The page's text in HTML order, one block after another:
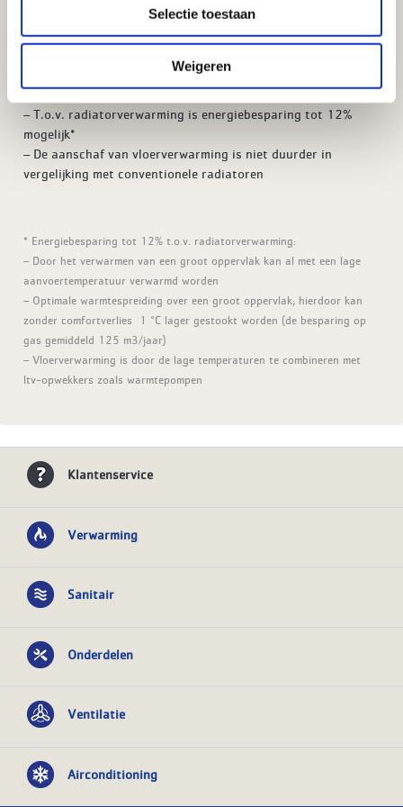
Selectie toestaan
Weigeren
vloeroppervlakte kan benut worden
– Alle vloerafwerkingen zijn mogelijk, bijvoorbeeld: laminaat,
– In combinatie met een warmtepompsysteem is vloerkoeling
ook mogelijk
– T.o.v. radiatorverwarming is energiebesparing tot 12%
mogelijk*
– De aanschaf van vloerverwarming is niet duurder in
vergelijking met conventionele radiatoren
* Energiebesparing tot 12% t.o.v. radiatorverwarming:
– Door het verwarmen van een groot oppervlak kan al met een lage
aanvoertemperatuur verwarmd worden
– Optimale warmtespreiding over een groot oppervlak; hierdoor kan
zonder comfortverlies 1 °C lager gestookt worden (de besparing op
gas gemiddeld 125 m³/jaar)
– Vloerverwarming is door de lage temperaturen te combineren met
ltv-opwekkers zoals warmtepompen
Klantenservice
Verwarming
Sanitair
Onderdelen
Ventilatie
Airconditioning